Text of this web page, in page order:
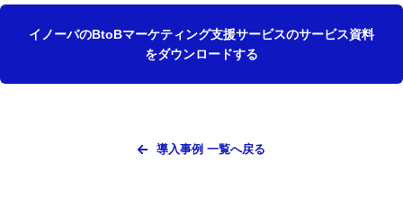
イノーバのBtoBマーケティング支援サービスのサービス資料
をダウンロードする
導入事例 一覧へ戻る